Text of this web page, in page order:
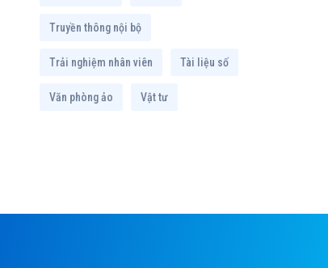
Truyền thông nội bộ
Trải nghiệm nhân viên Tài liệu số
Văn phòng ảo Vật tư